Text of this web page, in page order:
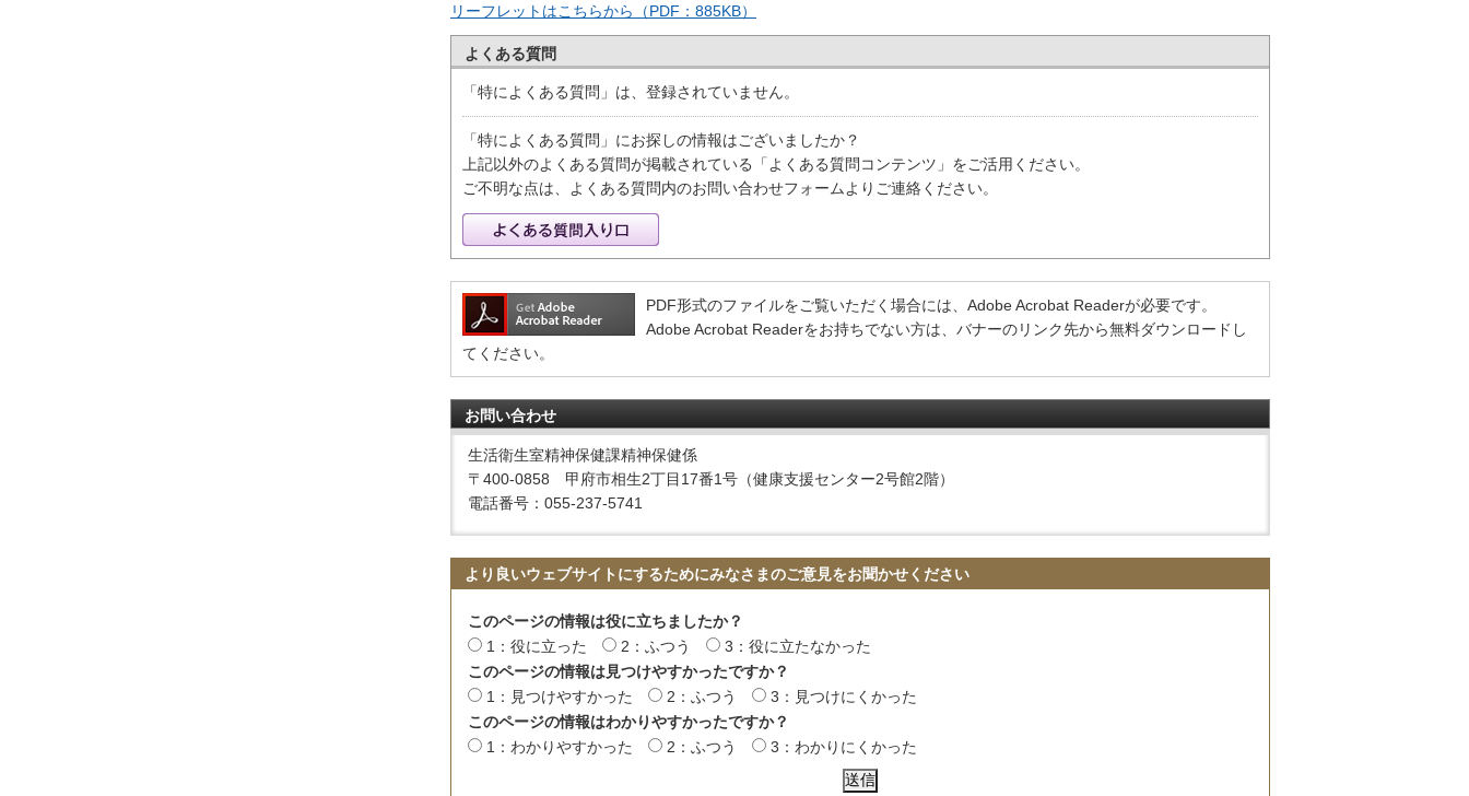
リーフレットはこちらから（PDF：885KB）
よくある質問
「特によくある質問」は、登録されていません。
「特によくある質問」にお探しの情報はございましたか？
上記以外のよくある質問が掲載されている「よくある質問コンテンツ」をご活用ください。
ご不明な点は、よくある質問内のお問い合わせフォームよりご連絡ください。
PDF形式のファイルをご覧いただく場合には、Adobe Acrobat Readerが必要です。
Adobe Acrobat Readerをお持ちでない方は、バナーのリンク先から無料ダウンロードし
てください。
お問い合わせ
生活衛生室精神保健課精神保健係
〒400-0858 甲府市相生2丁目17番1号（健康支援センター2号館2階）
電話番号：055-237-5741
より良いウェブサイトにするためにみなさまのご意見をお聞かせください
このページの情報は役に立ちましたか？
1：役に立った
2：ふつう
3：役に立たなかった
このページの情報は見つけやすかったですか？
1：見つけやすかった
2：ふつう
3：見つけにくかった
このページの情報はわかりやすかったですか？
1：わかりやすかった
2：ふつう 3：わかりにくかった